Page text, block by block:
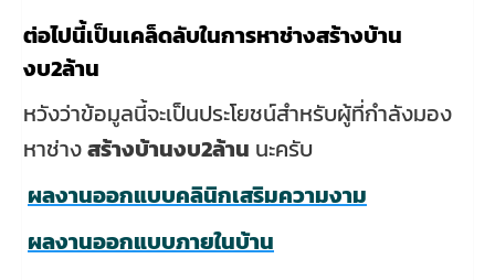
ต่อไปนี้เป็นเคล็ดลับในการหาช่างสร้างบ้าน
งบ2ล้าน
หวังว่าข้อมูลนี้จะเป็นประโยชน์สำหรับผู้ที่กำลังมอง
หาช่างสร้างบ้านงบ2ล้าน นะครับ
ผลงานออกแบบคลินิกเสริมความงาม
ผลงานออกแบบภายในบ้าน